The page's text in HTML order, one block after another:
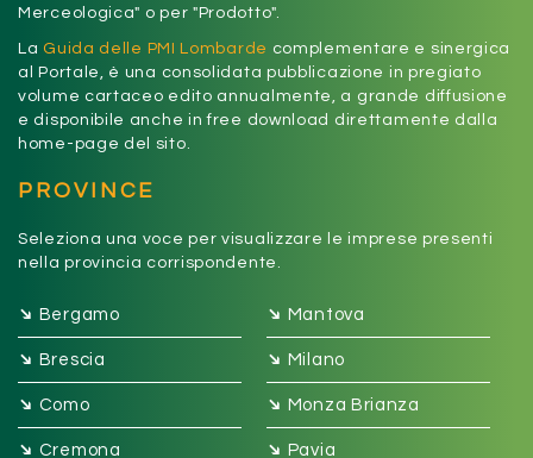
Merceologica" o per "Prodotto".
La Guida delle PMI Lombarde complementare e sinergica
al Portale, è una consolidata pubblicazione in pregiato
volume cartaceo edito annualmente, a grande diffusione
e disponibile anche in free download direttamente dalla
home-page del sito.
PROVINCE
Seleziona una voce per visualizzare le imprese presenti
nella provincia corrispondente.
➔ Bergamo ➔ Mantova
➔ Brescia ➔ Milano
➔ Como ➔ Monza Brianza
➔ Cremona ➔ Pavia